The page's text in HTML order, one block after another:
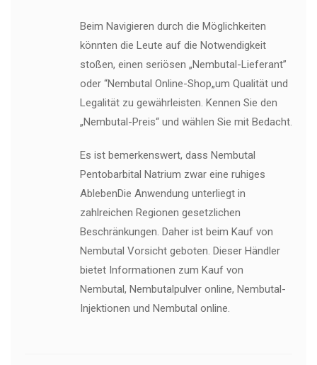
Beim Navigieren durch die Möglichkeiten
könnten die Leute auf die Notwendigkeit
stoßen, einen seriösen „Nembutal-Lieferant”
oder “Nembutal Online-Shop„um Qualität und
Legalität zu gewährleisten. Kennen Sie den
„Nembutal-Preis“ und wählen Sie mit Bedacht.
Es ist bemerkenswert, dass Nembutal
Pentobarbital Natrium zwar eine ruhiges
AblebenDie Anwendung unterliegt in
zahlreichen Regionen gesetzlichen
Beschränkungen. Daher ist beim Kauf von
Nembutal Vorsicht geboten. Dieser Händler
bietet Informationen zum Kauf von
Nembutal, Nembutalpulver online, Nembutal-
Injektionen und Nembutal online.